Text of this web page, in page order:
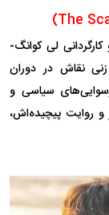
لی کوانگ-
زنی نقاش در دوران
سیاسی و
روایت پیچیده‌اش،